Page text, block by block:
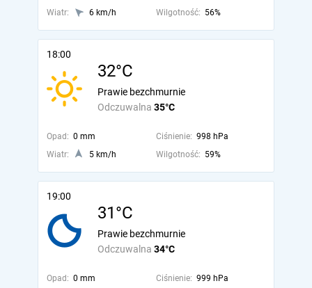
Wiatr:
6 km/h Wilgotność: 56%
18:00
32°C
Odczuwalna 35°C
Prawie bezchmurnie
Opad: 0 mm Ciśnienie: 998 hPa
Wiatr:
5 km/h Wilgotność: 59%
19:00
31°C
Odczuwalna 34°C
Prawie bezchmurnie
Opad: 0 mm Ciśnienie: 999 hPa